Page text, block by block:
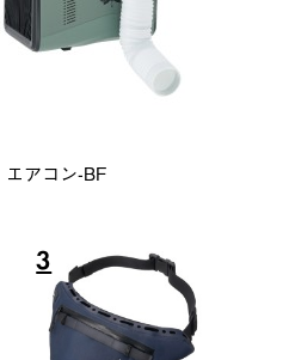
エアコン-BF
3